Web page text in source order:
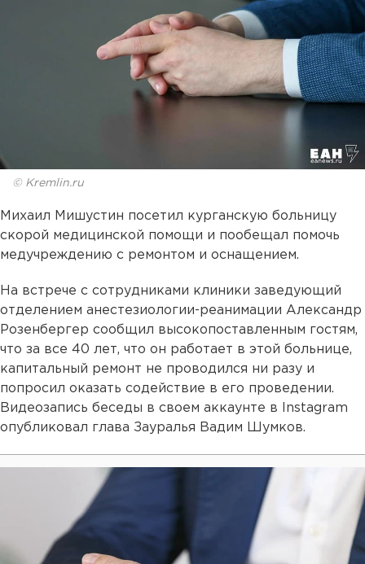
© Kremlin.ru
Михаил Мишустин посетил курганскую больницу
скорой медицинской помощи и пообещал помочь
медучреждению с ремонтом и оснащением.
На встрече с сотрудниками клиники заведующий
отделением анестезиологии-реанимации Александр
Розенбергер сообщил высокопоставленным гостям,
что за все 40 лет, что он работает в этой больнице,
капитальный ремонт не проводился ни разу и
попросил оказать содействие в его проведении.
Видеозапись беседы в своем аккаунте в Instagram
опубликовал глава Зауралья Вадим Шумков.